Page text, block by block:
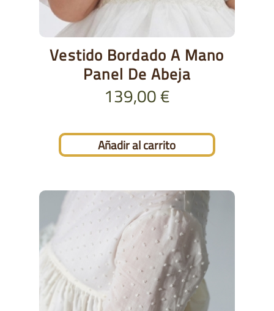
Vestido Bordado A Mano
Panel De Abeja
139,00€
Añadir al carrito